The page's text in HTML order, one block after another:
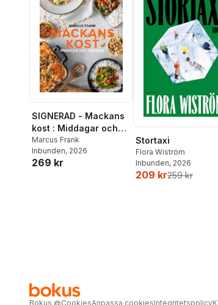
SIGNERAD - Mackans
kost : Middagar och
matlådor
Marcus Frank
Inbunden, 2026
269 kr
Stortaxi
Flora Wiström
Inbunden, 2026
209 kr259 kr
Bokus @CookiesAnpassa cookiesIntegritetspolicy